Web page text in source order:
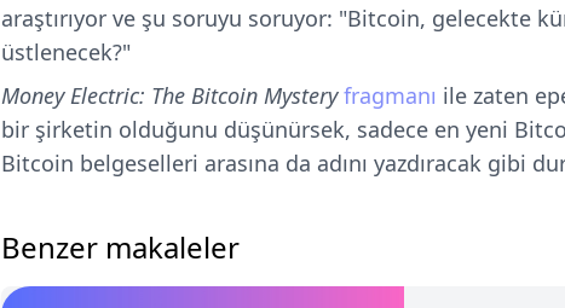
araştırıyor ve şu soruyu soruyor: "Bitcoin, gelecekte
üstlenecek?"
Money Electric: The Bitcoin Mystery fragmanı ile zaten
bir şirketin olduğunu düşünürsek, sadece en yeni
Bitcoin belgeselleri arasına da adını yazdıracak gibi
Benzer makaleler